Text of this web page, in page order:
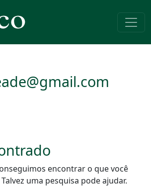
encontrar o que você
uma pesquisa pode ajudar.